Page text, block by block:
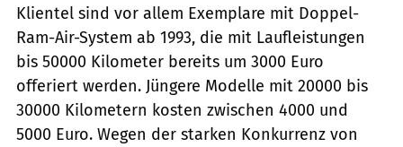
Klientel sind vor allem Exemplare mit Doppel-
Ram-Air-System ab 1993, die mit Laufleistungen
bis 50000 Kilometer bereits um 3000 Euro
offeriert werden. Jüngere Modelle mit 20000 bis
30000 Kilometern kosten zwischen 4000 und
5000 Euro. Wegen der starken Konkurrenz von